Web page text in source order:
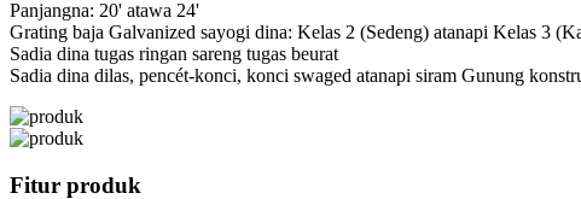
Panjangna: 20' atawa 24'
Grating baja Galvanized sayogi dina: Kelas 2 (Sedeng) atanapi Kelas 3
Sadia dina tugas ringan sareng tugas beurat
Sadia dina dilas, pencét-konci, konci swaged atanapi siram Gunung
Fitur produk